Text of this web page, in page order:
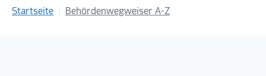
Startseite Behördenwegweiser A-Z